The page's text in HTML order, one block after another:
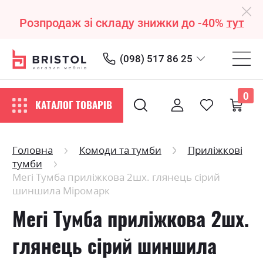
Розпродаж зі складу знижки до -40% тут
(098) 517 86 25
КАТАЛОГ ТОВАРІВ
0
Головна Комоди та тумби
Приліжкові
тумби
Мегі Тумба приліжкова 2шх. глянець сірий
шиншила Міромарк
Мегі Тумба приліжкова 2шх.
глянець сірий шиншила